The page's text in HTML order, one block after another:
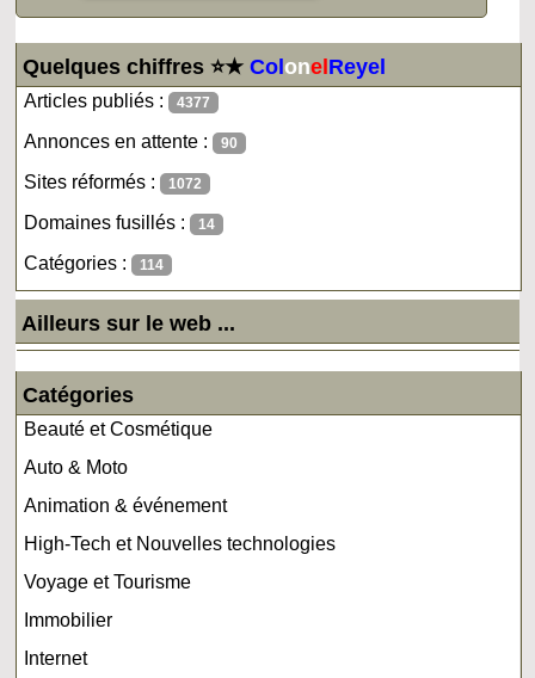
Quelques chiffres ⭐★ColonelReyel
Articles publiés : 4377
Annonces en attente : 90
Sites réformés : 1072
Domaines fusillés : 14
Catégories : 114
Ailleurs sur le web ...
Catégories
Beauté et Cosmétique
Auto & Moto
Animation & événement
High-Tech et Nouvelles technologies
Voyage et Tourisme
Immobilier
Internet